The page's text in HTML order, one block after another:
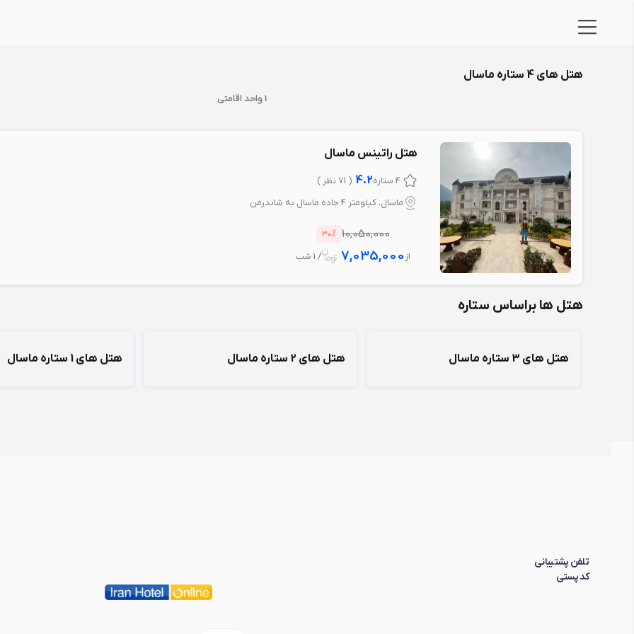
هتل های 4 ستاره ماسال
1 واحد اقامتی
هتل راتینس ماسال
4 ستاره 4.2 ( 71 نظر )
ماسال، کیلومتر 4 جاده ماسال به شاندرمن
10,050,000
%
30
از 7,035,000 / 1 شب
هتل ها براساس ستاره
هتل های 3 ستاره ماسال هتل های 2 ستاره ماسال هتل های 1 ستاره ماسال
تلفن پشتیبانی
کد پستی